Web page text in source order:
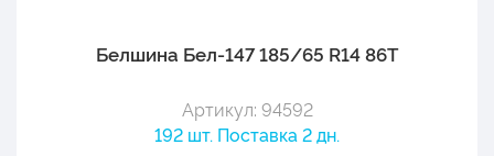
Белшина Бел-147 185/65 R14 86T
Артикул: 94592
192 шт. Поставка 2 дн.